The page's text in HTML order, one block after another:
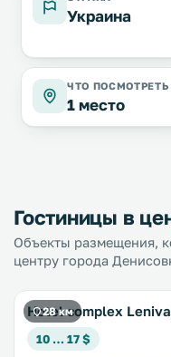
Украина
ЧТО ПОСМОТРЕТЬ
1 место
Гостиницы в
Объекты размещения,
центру города
28 км
Hotel complex
10 … 17 $